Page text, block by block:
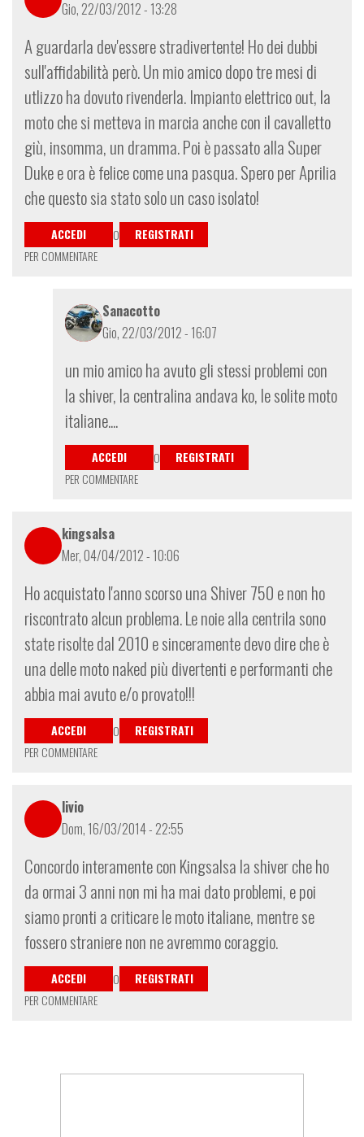
Gio, 22/03/2012 - 13:28
A guardarla dev'essere stradivertente! Ho dei dubbi
sull'affidabilità però. Un mio amico dopo tre mesi di
utlizzo ha dovuto rivenderla. Impianto elettrico out, la
moto che si metteva in marcia anche con il cavalletto
giù, insomma, un dramma. Poi è passato alla Super
Duke e ora è felice come una pasqua. Spero per Aprilia
che questo sia stato solo un caso isolato!
ACCEDI O
REGISTRATI
PER COMMENTARE
Sanacotto
Gio, 22/03/2012 - 16:07
In
risposta
a
A
guardarla
essere
di
Babonzolo
un mio amico ha avuto gli stessi problemi con
la shiver, la centralina andava ko, le solite moto
italiane....
ACCEDI O
REGISTRATI
PER COMMENTARE
kingsalsa
Mer, 04/04/2012 - 10:06
Ho acquistato l'anno scorso una Shiver 750 e non ho
riscontrato alcun problema. Le noie alla centrila sono
state risolte dal 2010 e sinceramente devo dire che è
una delle moto naked più divertenti e performanti che
abbia mai avuto e/o provato!!!
ACCEDI O
REGISTRATI
PER COMMENTARE
livio
Dom, 16/03/2014 - 22:55
Concordo interamente con Kingsalsa la shiver che ho
da ormai 3 anni non mi ha mai dato problemi, e poi
siamo pronti a criticare le moto italiane, mentre se
fossero straniere non ne avremmo coraggio.
ACCEDI O
REGISTRATI
PER COMMENTARE